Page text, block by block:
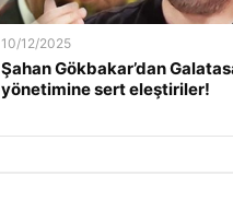
10/12/2025
Şahan Gökbakar’dan
yönetimine sert eleştiriler!